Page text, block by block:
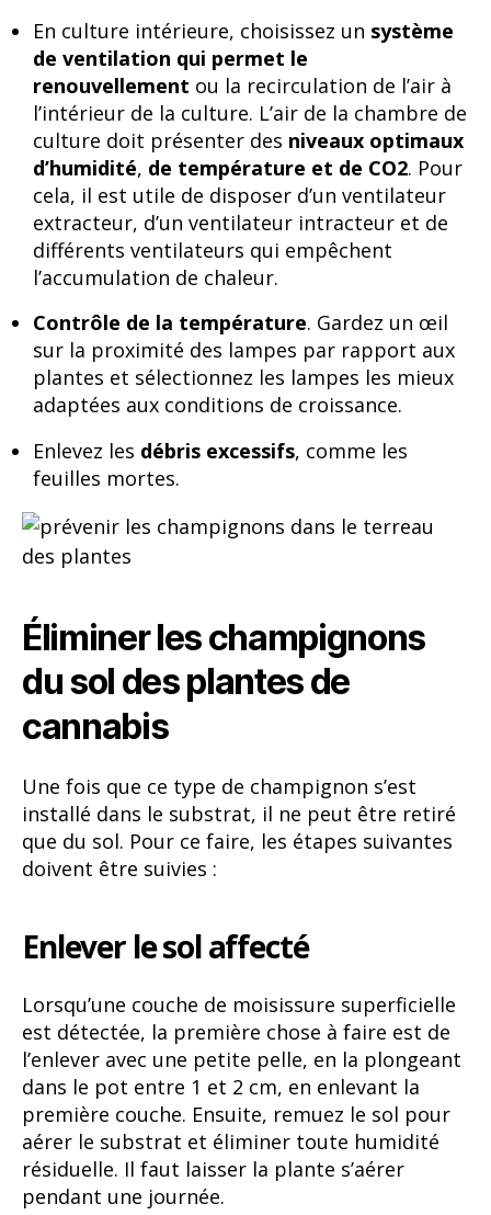
En culture intérieure, choisissez un système
de ventilation qui permet le
renouvellement ou la recirculation de l’air à
l’intérieur de la culture. L’air de la chambre de
culture doit présenter des niveaux optimaux
d’humidité, de température et de CO2. Pour
cela, il est utile de disposer d’un ventilateur
extracteur, d’un ventilateur intracteur et de
différents ventilateurs qui empêchent
l’accumulation de chaleur.
Contrôle de la température. Gardez un œil
sur la proximité des lampes par rapport aux
plantes et sélectionnez les lampes les mieux
adaptées aux conditions de croissance.
Enlevez les débris excessifs, comme les
feuilles mortes.
Éliminer les champignons
du sol des plantes de
cannabis
Une fois que ce type de champignon s’est
installé dans le substrat, il ne peut être retiré
que du sol. Pour ce faire, les étapes suivantes
doivent être suivies :
Enlever le sol affecté
Lorsqu’une couche de moisissure superficielle
est détectée, la première chose à faire est de
l’enlever avec une petite pelle, en la plongeant
dans le pot entre 1 et 2 cm, en enlevant la
première couche. Ensuite, remuez le sol pour
aérer le substrat et éliminer toute humidité
résiduelle. Il faut laisser la plante s’aérer
pendant une journée.